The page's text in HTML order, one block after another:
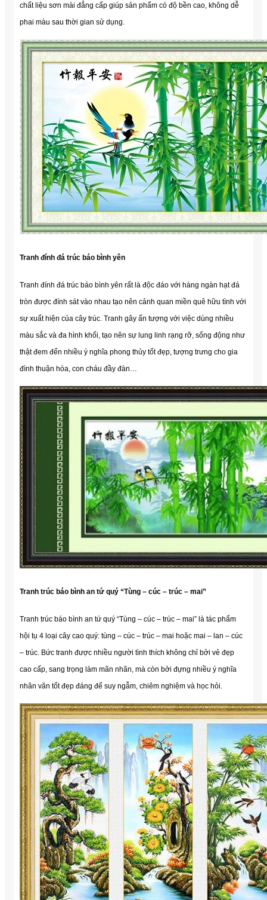
chất liệu sơn mài đẳng cấp giúp sản phẩm có độ bền cao, không dễ
phai màu sau thời gian sử dụng.
Tranh đính đá trúc báo bình yên
Tranh đính đá trúc báo bình yên rất là độc đáo với hàng ngàn hạt đá
tròn được đính sát vào nhau tạo nên cảnh quan miền quê hữu tình với
sự xuất hiện của cây trúc. Tranh gây ấn tượng với việc dùng nhiều
màu sắc và đa hình khối, tạo nên sự lung linh rạng rỡ, sống động như
thật đem đến nhiều ý nghĩa phong thủy tốt đẹp, tượng trưng cho gia
đình thuận hòa, con cháu đầy đàn…
Tranh trúc báo bình an tứ quý “Tùng – cúc – trúc – mai”
Tranh trúc báo bình an tứ quý “Tùng – cúc – trúc – mai” là tác phẩm
hội tụ 4 loại cây cao quý: tùng – cúc – trúc – mai hoặc mai – lan – cúc
– trúc. Bức tranh được nhiều người tình thích không chỉ bởi vẻ đẹp
cao cấp, sang trọng làm mãn nhãn, mà còn bởi đựng nhiều ý nghĩa
nhân văn tốt đẹp đáng để suy ngẫm, chiêm nghiệm và học hỏi.